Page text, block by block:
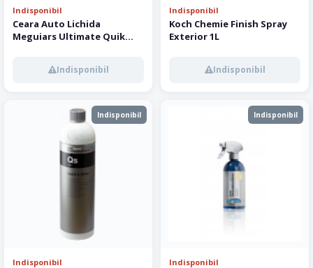
Indisponibil
Ceara Auto Lichida
Meguiars Ultimate Quik
Indisponibil
Indisponibil
Koch Chemie Finish Spray
Exterior 1L
Indisponibil
Indisponibil
Indisponibil
Indisponibil
Indisponibil